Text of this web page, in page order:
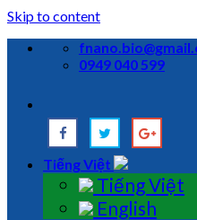
Skip to content
0949 040 599
Tiếng Việt
Tiếng Việt
English